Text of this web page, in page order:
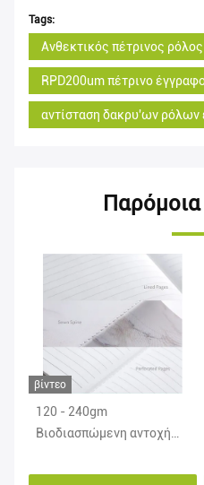
Tags:
Ανθεκτικός πέτρινος
RPD200um πέτρινο
αντίσταση δακρυ'ων
βίντεο
120 - 240gm
Βιοδιασπώμενη αντοχή